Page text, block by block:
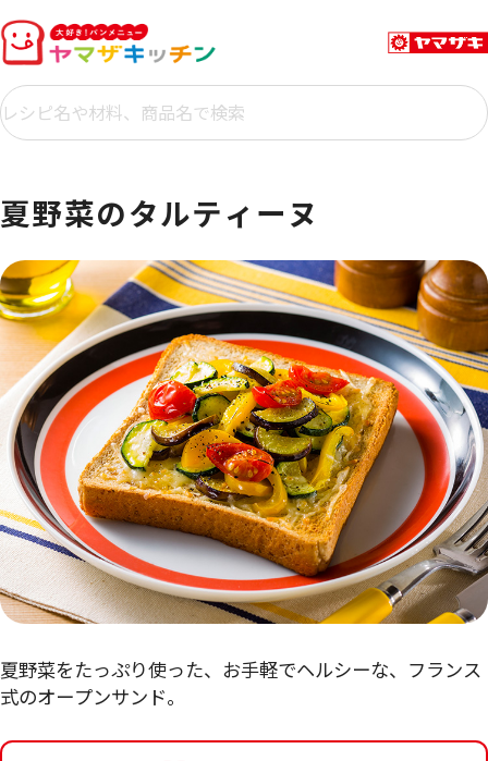
夏野菜のタルティーヌ
夏野菜をたっぷり使った、お手軽でヘルシーな、フランス
式のオープンサンド。